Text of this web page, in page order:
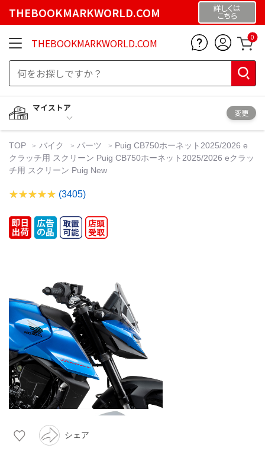
THEBOOKMARKWORLD.COM 詳しくは
こちら
THEBOOKMARKWORLD.COM 0
マイストア
変更
TOP バイク パーツ
Puig CB750ホーネット2025/2026 e
クラッチ用 スクリーン Puig CB750ホーネット2025/2026 eクラッ
チ用 スクリーン Puig New
(3405)
シェア